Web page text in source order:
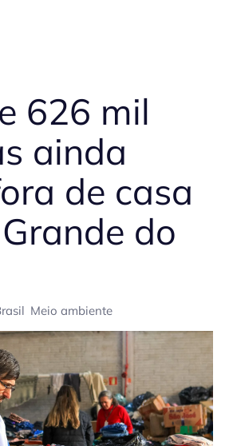
626 mil
ainda
de casa
do
Meio ambiente